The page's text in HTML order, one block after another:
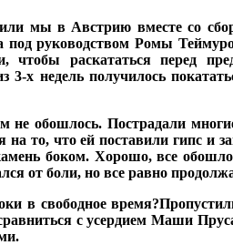
мы в Австрию вместе со
под руководством Ромы
раскататься перед
х недель получилось
не обошлось. Пострадали
то, что ей поставили гипс и
боком. Хорошо, все
от боли, но все равно
в свободное время?
с усердием Маши